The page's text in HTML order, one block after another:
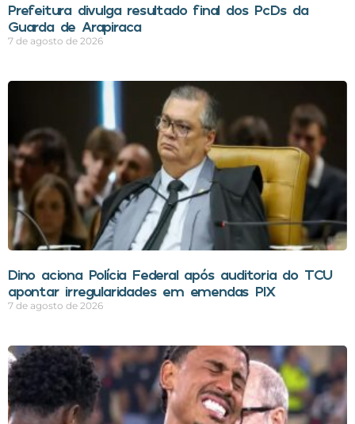
Prefeitura divulga resultado final dos PcDs da
Guarda de Arapiraca
7 de agosto de 2026
Dino aciona Polícia Federal após auditoria do TCU
apontar irregularidades em emendas PIX
7 de agosto de 2026